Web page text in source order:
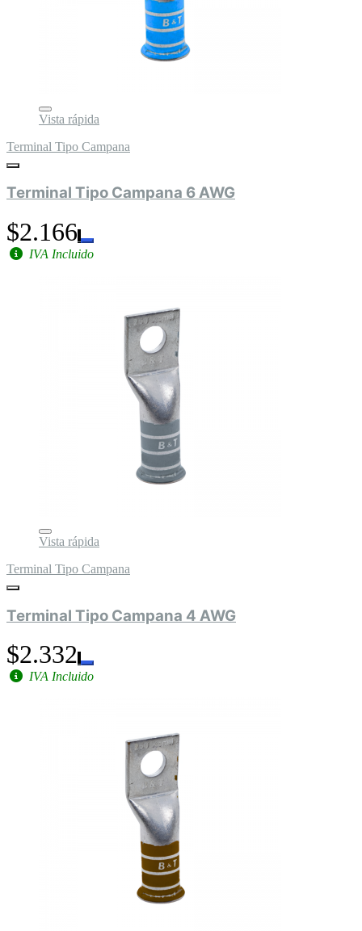
Vista rápida
Terminal Tipo Campana
Terminal Tipo Campana 6 AWG
$2.166
IVA Incluido
Vista rápida
Terminal Tipo Campana
Terminal Tipo Campana 4 AWG
$2.332
IVA Incluido